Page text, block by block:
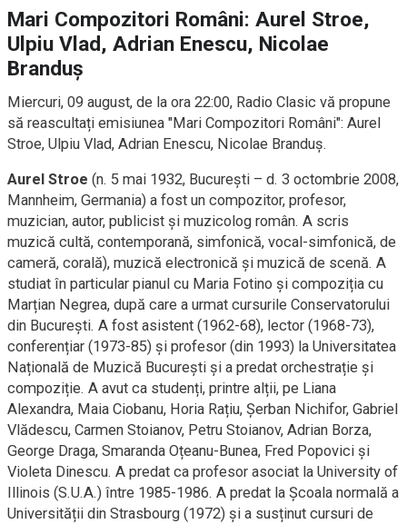
Mari Compozitori Români: Aurel Stroe,
Ulpiu Vlad, Adrian Enescu, Nicolae
Branduș
Miercuri, 09 august, de la ora 22:00, Radio Clasic vă propune
să reascultați emisiunea "Mari Compozitori Români": Aurel
Stroe, Ulpiu Vlad, Adrian Enescu, Nicolae Branduș.
Aurel Stroe (n. 5 mai 1932, București – d. 3 octombrie 2008,
Mannheim, Germania) a fost un compozitor, profesor,
muzician, autor, publicist și muzicolog român. A scris
muzică cultă, contemporană, simfonică, vocal-simfonică, de
cameră, corală), muzică electronică și muzică de scenă. A
studiat în particular pianul cu Maria Fotino și compoziția cu
Marțian Negrea, după care a urmat cursurile Conservatorului
din București. A fost asistent (1962-68), lector (1968-73),
conferențiar (1973-85) și profesor (din 1993) la Universitatea
Națională de Muzică București și a predat orchestrație și
compoziție. A avut ca studenți, printre alții, pe Liana
Alexandra, Maia Ciobanu, Horia Rațiu, Șerban Nichifor, Gabriel
Vlădescu, Carmen Stoianov, Petru Stoianov, Adrian Borza,
George Draga, Smaranda Oțeanu-Bunea, Fred Popovici și
Violeta Dinescu. A predat ca profesor asociat la University of
Illinois (S.U.A.) între 1985-1986. A predat la Școala normală a
Universității din Strasbourg (1972) și a susținut cursuri de